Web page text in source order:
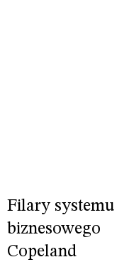
Filary systemu
biznesowego
Copeland